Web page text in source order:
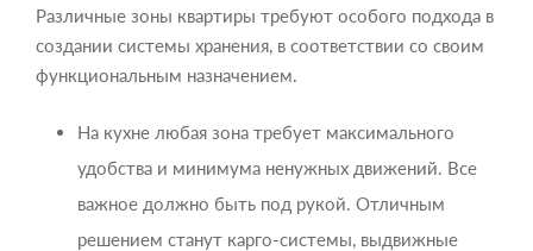
Различные зоны квартиры требуют особого подхода в
создании системы хранения, в соответствии со своим
функциональным назначением.
На кухне любая зона требует максимального
удобства и минимума ненужных движений. Все
важное должно быть под рукой. Отличным
решением станут карго-системы, выдвижные